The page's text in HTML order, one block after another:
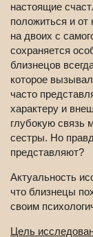
настоящие
положиться и от
на двоих с
сохраняется
близнецов
которое
часто
характеру и
глубокую связь
сестры. Но
представляют?
Актуальность
что близнецы
своим
Цель